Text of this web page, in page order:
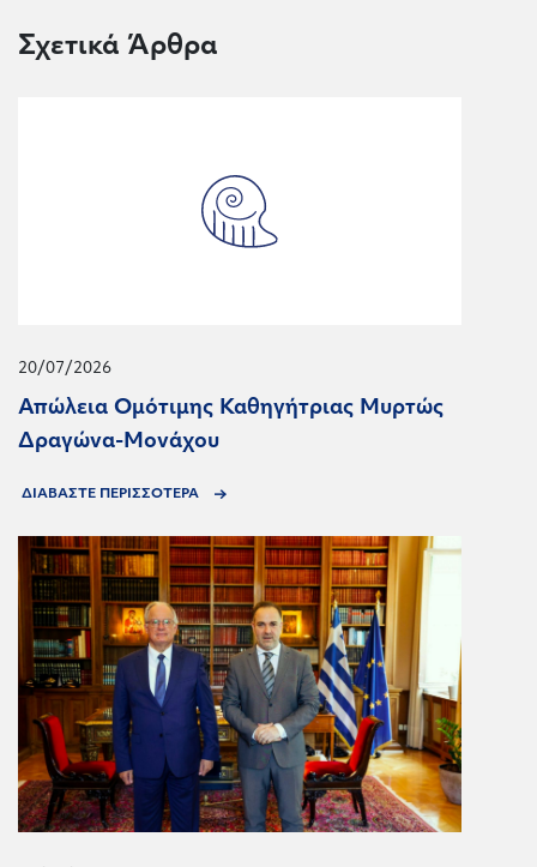
Σχετικά Άρθρα
20/07/2026
Απώλεια Ομότιμης Καθηγήτριας Μυρτώς
Δραγώνα-Μονάχου
ΔΙΑΒΑΣΤΕ ΠΕΡΙΣΣΟΤΕΡΑ